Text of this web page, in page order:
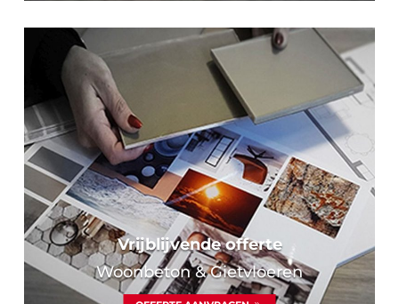
Vrijblijvende offerte
Woonbeton & Gietvloeren